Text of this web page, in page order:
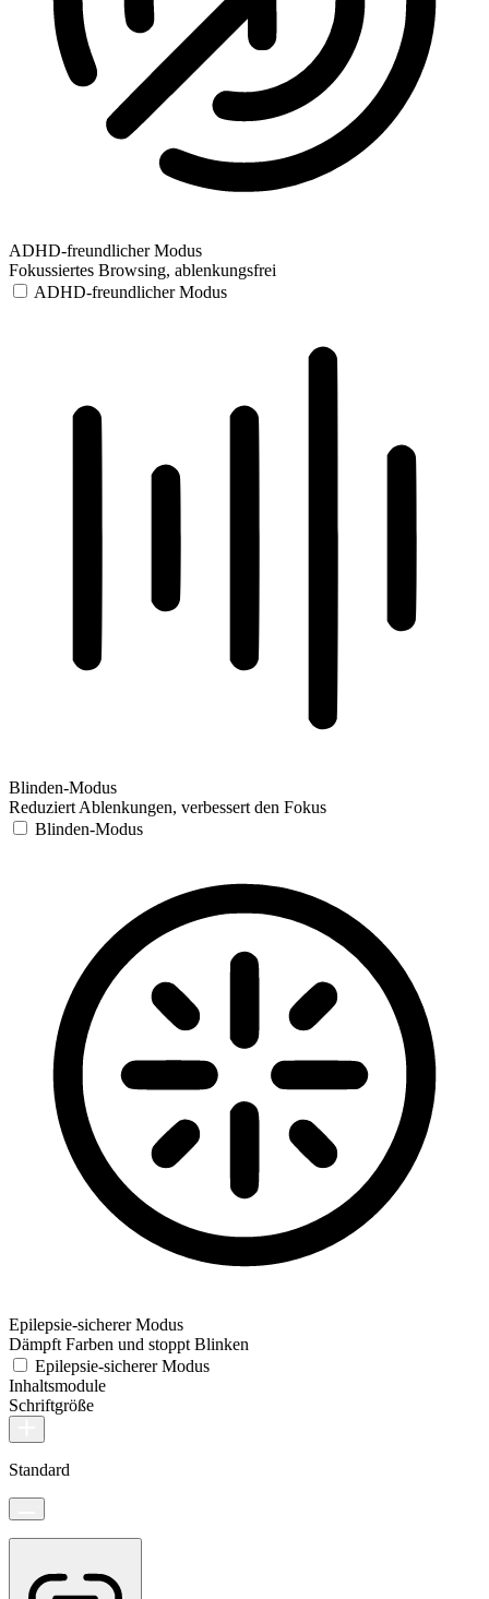
ADHD-freundlicher Modus
Fokussiertes Browsing, ablenkungsfrei
ADHD-freundlicher Modus
Blinden-Modus
Reduziert Ablenkungen, verbessert den Fokus
Blinden-Modus
Epilepsie-sicherer Modus
Dämpft Farben und stoppt Blinken
Epilepsie-sicherer Modus
Inhaltsmodule
Schriftgröße
Standard